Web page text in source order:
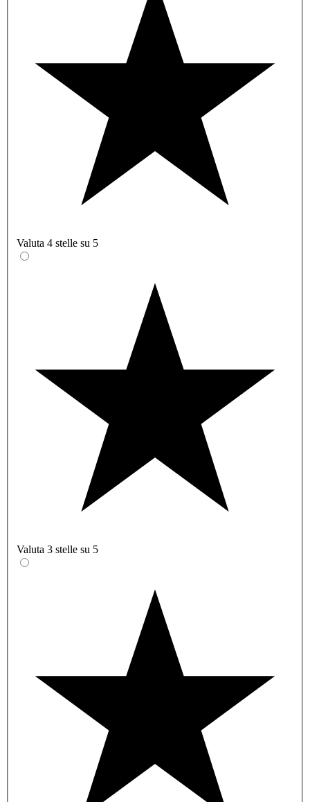
Valuta 4 stelle su 5
Valuta 3 stelle su 5